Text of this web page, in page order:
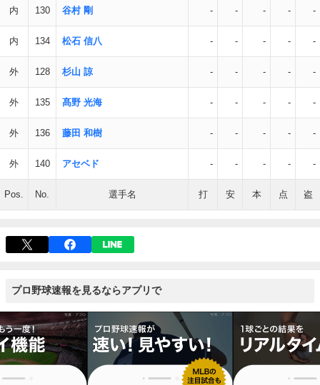
内 130 谷村 剛 - - - - -
内 134 松石 信八 - - - - -
外 128 杉山 諒 - - - - -
外 135 髙野 光海 - - - - -
外 136 藤田 和樹 - - - - -
外 140 アセベド - - - - -
Pos. No. 選手名 打 安 本 点 盗
プロ野球速報を見るならアプリで